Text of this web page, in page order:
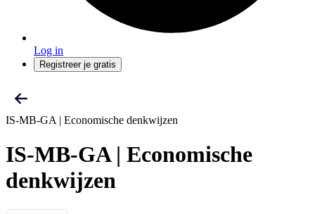
Log in
Registreer je gratis
IS-MB-GA | Economische denkwijzen
IS-MB-GA | Economische
denkwijzen